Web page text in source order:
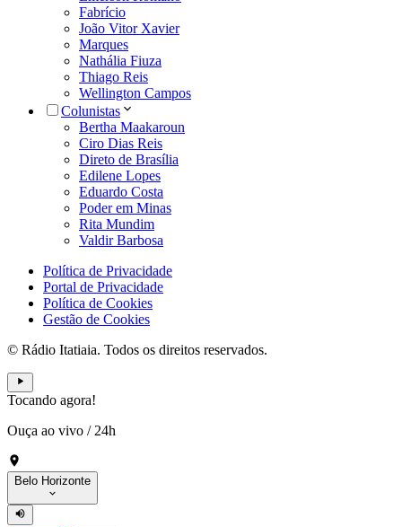
Fabrício
João Vitor Xavier
Marques
Nathália Fiuza
Thiago Reis
Wellington Campos
Colunistas
Bertha Maakaroun
Ciro Dias Reis
Direto de Brasília
Edilene Lopes
Eduardo Costa
Poder em Minas
Rita Mundim
Valdir Barbosa
Política de Privacidade
Portal de Privacidade
Política de Cookies
Gestão de Cookies
© Rádio Itatiaia. Todos os direitos reservados.
Tocando agora!
Ouça ao vivo / 24h
Belo Horizonte